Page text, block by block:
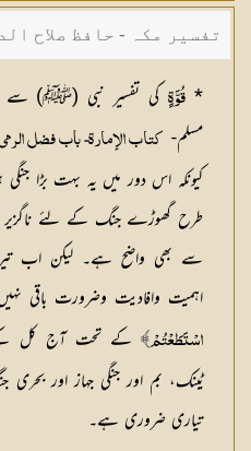
تفسیر مکہ - حافظ صلاح
* قُوَّةٍکی تفسیر نبی (ﷺ) سے
مسلم- كتاب الإمارة- باب فضل
کیونکہ اس دور میں یہ بہت بڑا
طرح گھوڑے جنگ کے لئے
سے بھی واضح ہے۔ لیکن اب تیر
اہمیت وافادیت وضرورت باقی
اسْتَطَعْتُمْ﴾ کے تحت آج کل کے
ٹینک، بم اور جنگی جہاز اور
تیاری ضروری ہے۔